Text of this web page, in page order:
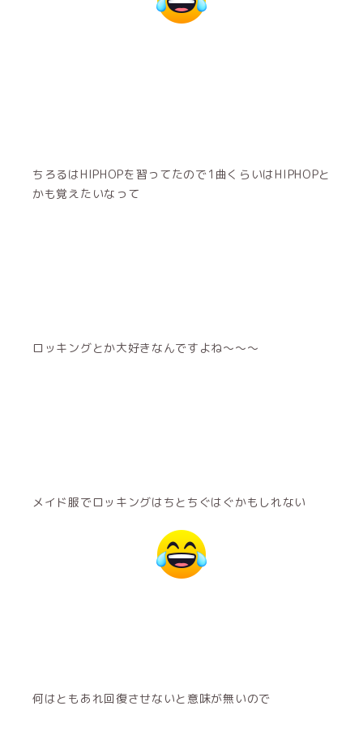
ちろるはHIPHOPを習ってたので1曲くらいはHIPHOPと
かも覚えたいなって
ロッキングとか大好きなんですよね〜〜〜
メイド服でロッキングはちとちぐはぐかもしれない
何はともあれ回復させないと意味が無いので